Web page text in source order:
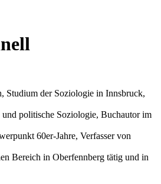
Studium der Soziologie in Innsbruck,
und politische Soziologie, Buchautor im
60er-Jahre, Verfasser von
Bereich in Oberfennberg tätig und in